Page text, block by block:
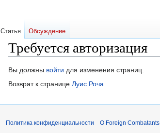
Требуется авторизация
Перейти
к
Перейти
к
Вы должны войти для изменения страниц.
Возврат к странице Луис Роча.
Статья Обсуждение
Политика конфиденциальности О Foreign Combatants